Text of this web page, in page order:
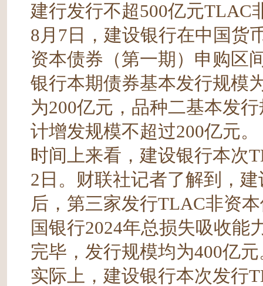
建行发行不超500亿元TLAC
8月7日，建设银行在中国货
资本债券（第一期）申购区
银行本期债券基本发行规模
为200亿元，品种二基本发
计增发规模不超过200亿元。
时间上来看，建设银行本次
2日。财联社记者了解到，
后，第三家发行TLAC非资
国银行2024年总损失吸收能
完毕，发行规模均为400亿
实际上，建设银行本次发行